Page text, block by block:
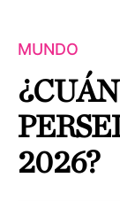
MUNDO
2026?